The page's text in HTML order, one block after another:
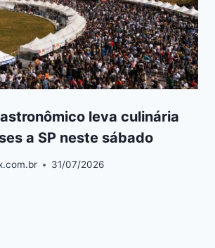
leva culinária
a SP neste sábado
31/07/2026